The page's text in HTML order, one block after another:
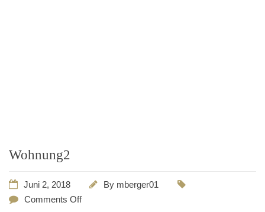
Wohnung2
Juni 2, 2018 By mberger01
Comments Off